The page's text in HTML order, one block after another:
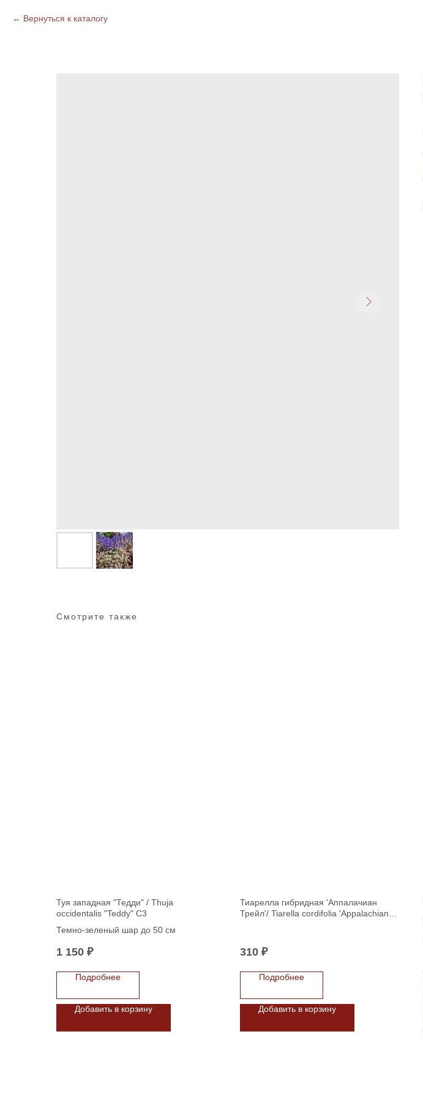
Вернуться к каталогу
Смотрите также
Туя западная "Тедди" / Thuja
occidentalis "Teddy" C3
Темно-зеленый шар до 50 см
1 150 ₽
Подробнее
Добавить в корзину
Тиарелла гибридная 'Аппалачиан
Трейл'/ Tiarella cordifolia 'Appalachian
310 ₽
Подробнее
Добавить в корзину